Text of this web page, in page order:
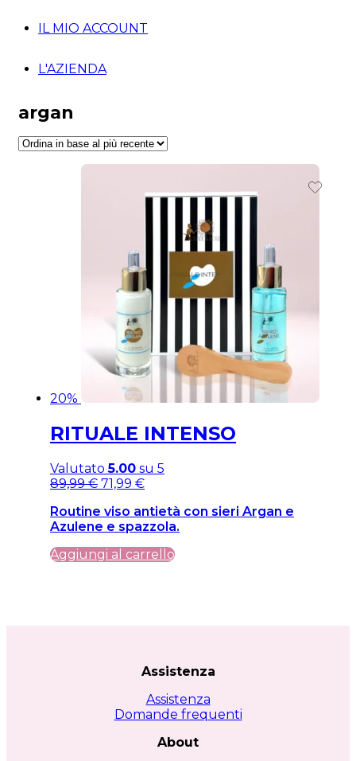
IL MIO ACCOUNT
L'AZIENDA
argan
20%
RITUALE INTENSO
Valutato5.00 su 5
Il
originale
era:
89,99 €.
89,99€Il
attuale
è:
89,99 €.
71,99 €
Routine viso antietà con sieri Argan e
Azulene e spazzola.
Aggiungi al carrello
Assistenza
Assistenza
Domande frequenti
About